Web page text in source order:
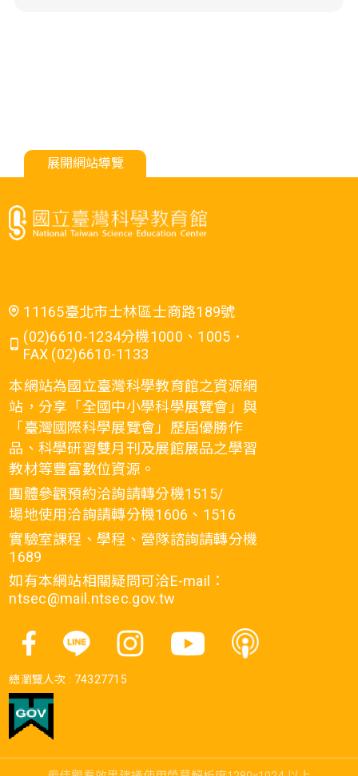
展開網站導覽
11165臺北市士林區士商路189號
(02)6610-1234分機1000、1005．
FAX (02)6610-1133
本網站為國立臺灣科學教育館之資源網
站，分享「全國中小學科學展覽會」與
「臺灣國際科學展覽會」歷屆優勝作
品、科學研習雙月刊及展館展品之學習
教材等豐富數位資源。
團體參觀預約洽詢請轉分機1515/
場地使用洽詢請轉分機1606、1516
實驗室課程、學程、營隊諮詢請轉分機
1689
如有本網站相關疑問可洽E-mail：
ntsec@mail.ntsec.gov.tw
總瀏覽人次 : 74327715